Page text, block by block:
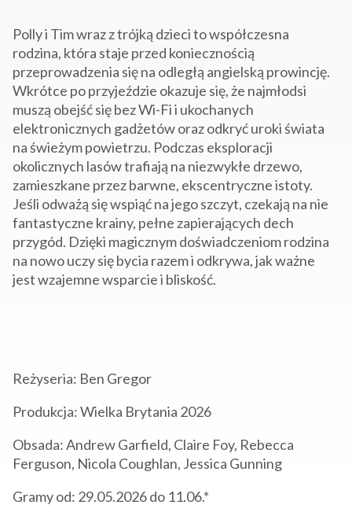
Polly i Tim wraz z trójką dzieci to współczesna
rodzina, która staje przed koniecznością
przeprowadzenia się na odległą angielską prowincję.
Wkrótce po przyjeździe okazuje się, że najmłodsi
muszą obejść się bez Wi-Fi i ukochanych
elektronicznych gadżetów oraz odkryć uroki świata
na świeżym powietrzu. Podczas eksploracji
okolicznych lasów trafiają na niezwykłe drzewo,
zamieszkane przez barwne, ekscentryczne istoty.
Jeśli odważą się wspiąć na jego szczyt, czekają na nie
fantastyczne krainy, pełne zapierających dech
przygód. Dzięki magicznym doświadczeniom rodzina
na nowo uczy się bycia razem i odkrywa, jak ważne
jest wzajemne wsparcie i bliskość.
Reżyseria: Ben Gregor
Produkcja: Wielka Brytania 2026
Obsada: Andrew Garfield, Claire Foy, Rebecca
Ferguson, Nicola Coughlan, Jessica Gunning
Gramy od: 29.05.2026 do 11.06.*